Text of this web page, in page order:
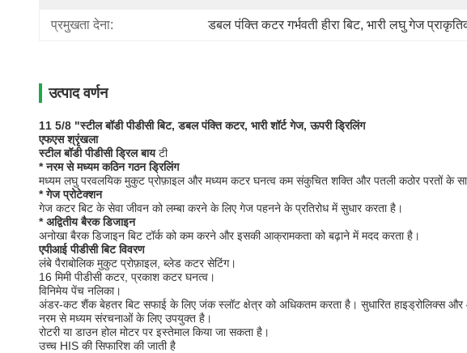
प्रमुखता देना: डबल पंक्ति कटर गर्भवती हीरा बिट, भारी लघु गेज
उत्पाद वर्णन
11 5/8 "स्टील बॉडी पीडीसी बिट, डबल पंक्ति कटर, भारी शॉर्ट गेज, ऊपरी ड्रिलिंग
एफएस श्रृंखला
स्टील बॉडी पीडीसी ड्रिल बायटी
* नरम से मध्यम कठिन गठन ड्रिलिंग
मध्यम लघु परवलयिक मुकुट प्रोफ़ाइल और मध्यम कटर घनत्व कम संकुचित शक्ति और पतली कठोर परतों के
* गेज प्रोटेक्शन
गेज कटर बिट के सेवा जीवन को लम्बा करने के लिए गेज पहनने के प्रतिरोध में सुधार करता है।
* अद्वितीय बैरक डिजाइन
अनोखा बैरक डिजाइन बिट टॉर्क को कम करने और इसकी आक्रामकता को बढ़ाने में मदद करता है।
एपीआई पीडीसी बिट विवरण
लंबे पैराबोलिक मुकुट प्रोफ़ाइल, ब्लेड कटर सेटिंग।
16 मिमी पीडीसी कटर, प्रकाश कटर घनत्व।
विनिमेय पेंच नलिका।
अंडर-कट शैंक बेहतर बिट सफाई के लिए जंक स्लॉट क्षेत्र को अधिकतम करता है। सुधारित हाइड्रोलिक्स
नरम से मध्यम संरचनाओं के लिए उपयुक्त है।
रोटरी या डाउन होल मोटर पर इस्तेमाल किया जा सकता है।
उच्च HIS की सिफारिश की जाती है